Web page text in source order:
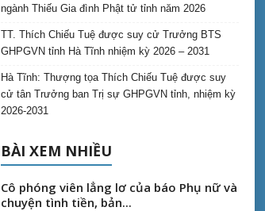
ngành Thiếu Gia đình Phật tử tỉnh năm 2026
TT. Thích Chiếu Tuệ được suy cử Trưởng BTS
GHPGVN tỉnh Hà Tĩnh nhiệm kỳ 2026 – 2031
Hà Tĩnh: Thượng tọa Thích Chiếu Tuệ được suy
cử tân Trưởng ban Trị sự GHPGVN tỉnh, nhiệm kỳ
2026-2031
BÀI XEM NHIỀU
Cô phóng viên lẳng lơ của báo Phụ nữ và
chuyện tình tiền, bản...